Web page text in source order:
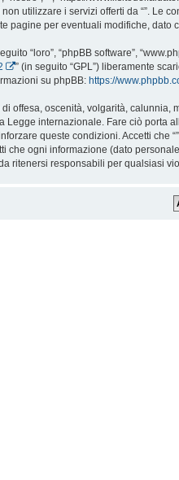
utilizzare i servizi offerti da “”. Le
pagine per eventuali modifiche, dato
“loro”, “phpBB software”,
” (in seguito “GPL”) liberamente
su phpBB: https://
offesa, oscenità, volgarità,
Legge internazionale. Fare ciò porta
queste condizioni. Accetti che
che ogni informazione (dato
ritenersi responsabili per qualsiasi